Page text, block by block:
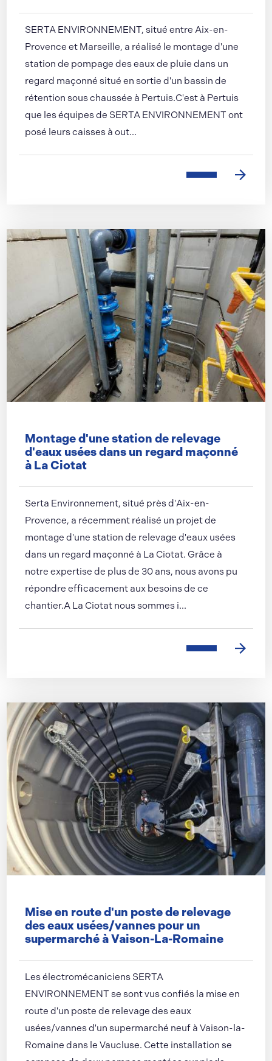
SERTA ENVIRONNEMENT, situé entre Aix-en-
Provence et Marseille, a réalisé le montage d'une
station de pompage des eaux de pluie dans un
regard maçonné situé en sortie d'un bassin de
rétention sous chaussée à Pertuis.C'est à Pertuis
que les équipes de SERTA ENVIRONNEMENT ont
posé leurs caisses à out...
Montage d'une station de relevage
d'eaux usées dans un regard maçonné
à La Ciotat
Serta Environnement, situé près d'Aix-en-
Provence, a récemment réalisé un projet de
montage d'une station de relevage d'eaux usées
dans un regard maçonné à La Ciotat. Grâce à
notre expertise de plus de 30 ans, nous avons pu
répondre efficacement aux besoins de ce
chantier.A La Ciotat nous sommes i...
Mise en route d'un poste de relevage
des eaux usées/vannes pour un
supermarché à Vaison-La-Romaine
Les électromécaniciens SERTA
ENVIRONNEMENT se sont vus confiés la mise en
route d'un poste de relevage des eaux
usées/vannes d'un supermarché neuf à Vaison-la-
Romaine dans le Vaucluse. Cette installation se